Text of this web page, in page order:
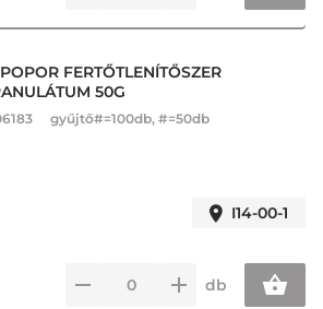
FERTŐTLENÍTŐSZER
50G
gyűjtő#=100db, #=50db
I14-00-1
db